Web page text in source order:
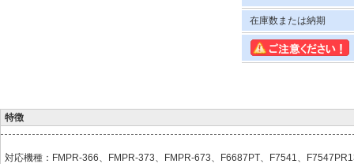
在庫数または納期
特徴
対応機種：FMPR-366、FMPR-373、FMPR-673、F6687PT、F7541、